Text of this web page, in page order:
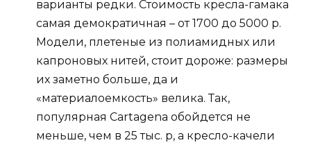
варианты редки. Стоимость кресла-гамака
самая демократичная – от 1700 до 5000 р.
Модели, плетеные из полиамидных или
капроновых нитей, стоит дороже: размеры
их заметно больше, да и
«материалоемкость» велика. Так,
популярная Cartagena обойдется не
меньше, чем в 25 тыс. р, а кресло-качели